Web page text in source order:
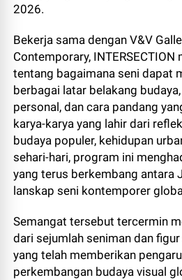
2026.
Bekerja sama dengan V&V
Contemporary,
tentang bagaimana seni dapat
berbagai latar belakang
personal, dan cara pandang
karya-karya yang lahir dari
budaya populer, kehidupan
sehari-hari, program ini
yang terus berkembang antara
lanskap seni kontemporer
Semangat tersebut tercermin
dari sejumlah seniman dan
yang telah memberikan
perkembangan budaya visual